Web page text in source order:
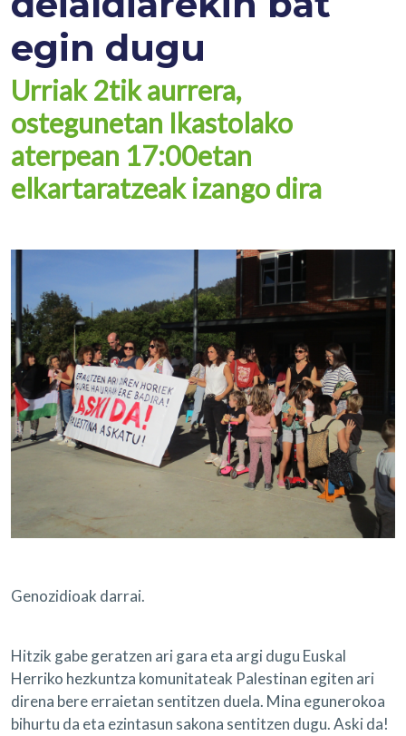
egin dugu
Urriak 2tik aurrera,
ostegunetan Ikastolako
aterpean 17:00etan
elkartaratzeak izango dira
Genozidioak darrai.
Hitzik gabe geratzen ari gara eta argi dugu Euskal
Herriko hezkuntza komunitateak Palestinan egiten ari
direna bere erraietan sentitzen duela. Mina egunerokoa
bihurtu da eta ezintasun sakona sentitzen dugu. Aski da!